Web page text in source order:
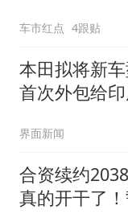
车市红点 4跟贴
本田拟将新
首次外包给
界面新闻
合资续约
真的开干了！